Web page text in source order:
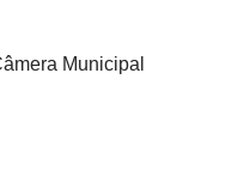
Municipal